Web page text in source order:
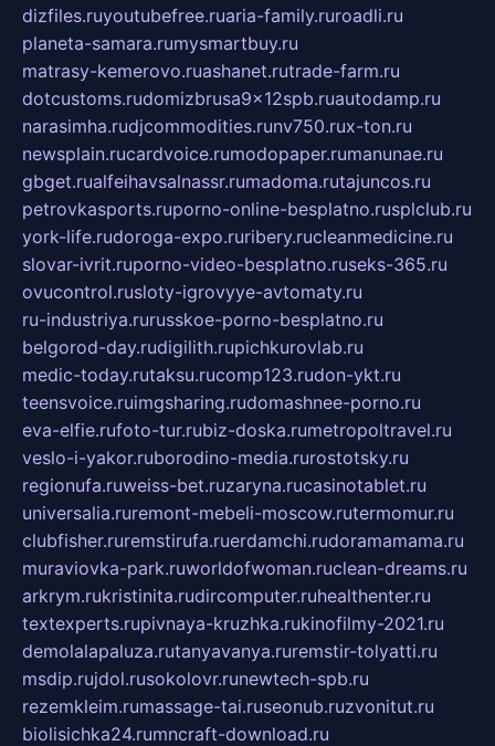
dizfiles.ruyoutubefree.ruaria-family.ruroadli.ru
planeta-samara.rumysmartbuy.ru
matrasy-kemerovo.ruashanet.rutrade-farm.ru
dotcustoms.rudomizbrusa9x12spb.ruautodamp.ru
narasimha.rudjcommodities.runv750.rux-ton.ru
newsplain.rucardvoice.rumodopaper.rumanunae.ru
gbget.rualfeihavsalnassr.rumadoma.rutajuncos.ru
petrovkasports.ruporno-online-besplatno.rusplclub.ru
york-life.rudoroga-expo.ruribery.rucleanmedicine.ru
slovar-ivrit.ruporno-video-besplatno.ruseks-365.ru
ovucontrol.rusloty-igrovyye-avtomaty.ru
ru-industriya.rurusskoe-porno-besplatno.ru
belgorod-day.rudigilith.rupichkurovlab.ru
medic-today.rutaksu.rucomp123.rudon-ykt.ru
teensvoice.ruimgsharing.rudomashnee-porno.ru
eva-elfie.rufoto-tur.rubiz-doska.rumetropoltravel.ru
veslo-i-yakor.ruborodino-media.rurostotsky.ru
regionufa.ruweiss-bet.ruzaryna.rucasinotablet.ru
universalia.ruremont-mebeli-moscow.rutermomur.ru
clubfisher.ruremstirufa.ruerdamchi.rudoramamama.ru
muraviovka-park.ruworldofwoman.ruclean-dreams.ru
arkrym.rukristinita.rudircomputer.ruhealthenter.ru
textexperts.rupivnaya-kruzhka.rukinofilmy-2021.ru
demolalapaluza.rutanyavanya.ruremstir-tolyatti.ru
msdip.rujdol.rusokolovr.runewtech-spb.ru
rezemkleim.rumassage-tai.ruseonub.ruzvonitut.ru
biolisichka24.rumncraft-download.ru